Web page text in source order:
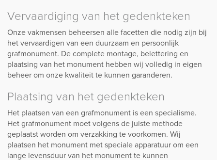
Vervaardiging van het gedenkteken
Onze vakmensen beheersen alle facetten die nodig zijn bij
het vervaardigen van een duurzaam en persoonlijk
grafmonument. De complete montage, belettering en
plaatsing van het monument hebben wij volledig in eigen
beheer om onze kwaliteit te kunnen garanderen.
Plaatsing van het gedenkteken
Het plaatsen van een grafmonument is een specialisme.
Het grafmonument moet volgens de juiste methode
geplaatst worden om verzakking te voorkomen. Wij
plaatsen het monument met speciale apparatuur om een
lange levensduur van het monument te kunnen